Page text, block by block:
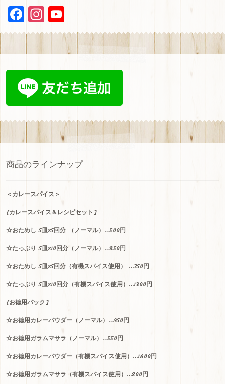
F
a
ce
b
oo
k
In
st
a
gr
a
m
Y
ou
T
u
b
e
C
h
a
n
n
商品のラインナップ
＜カレースパイス＞
[カレースパイス＆レシピセット]
☆おためし5皿×5回分（ノーマル）…500円
☆たっぷり5皿×10回分（ノーマル）…850円
☆おためし5皿×5回分（有機スパイス使用）…750円
☆たっぷり5皿×10回分（有機スパイス使用）…1300円
[お徳用パック]
☆お徳用カレーパウダー（ノーマル）…950円
☆お徳用ガラムマサラ（ノーマル）…550円
☆お徳用カレーパウダー（有機スパイス使用）…1600円
☆お徳用ガラムマサラ（有機スパイス使用）…800円